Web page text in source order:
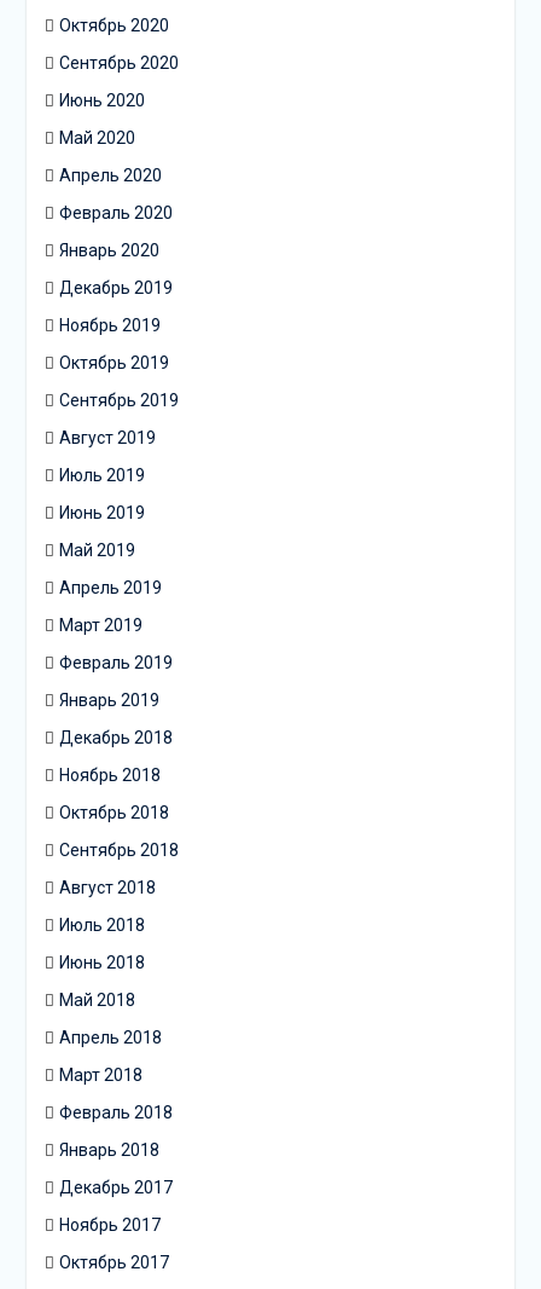
Октябрь 2020
Сентябрь 2020
Июнь 2020
Май 2020
Апрель 2020
Февраль 2020
Январь 2020
Декабрь 2019
Ноябрь 2019
Октябрь 2019
Сентябрь 2019
Август 2019
Июль 2019
Июнь 2019
Май 2019
Апрель 2019
Март 2019
Февраль 2019
Январь 2019
Декабрь 2018
Ноябрь 2018
Октябрь 2018
Сентябрь 2018
Август 2018
Июль 2018
Июнь 2018
Май 2018
Апрель 2018
Март 2018
Февраль 2018
Январь 2018
Декабрь 2017
Ноябрь 2017
Октябрь 2017